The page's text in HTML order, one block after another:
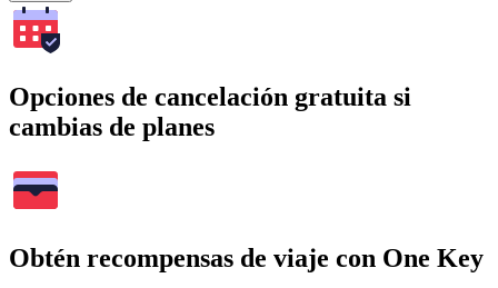
Opciones de cancelación gratuita si
cambias de planes
Obtén recompensas de viaje con One Key